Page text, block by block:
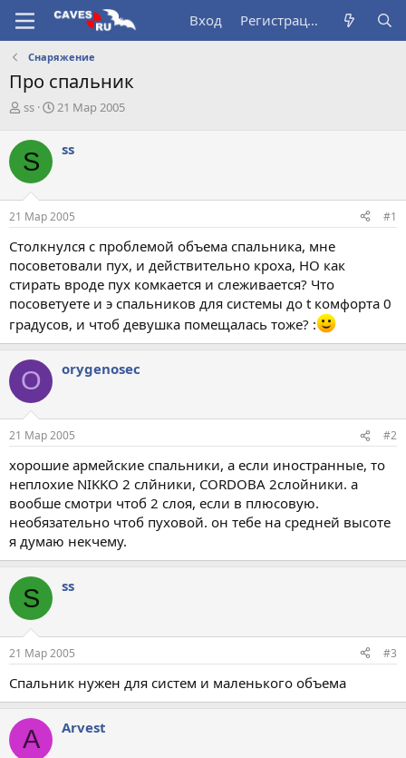
Вход Регистрация
Снаряжение
Про спальник
А
т
о
р
т
е
м
ss
Д
а
ч
а
а
21 Мар 2005
S ss
21 Мар 2005 #1
Столкнулся с проблемой объема спальника, мне
посоветовали пух, и действительно кроха, НО как
стирать вроде пух комкается и слеживается? Что
посоветуете и э спальников для системы до t комфорта 0
градусов, и чтоб девушка помещалась тоже? :
O orygenosec
21 Мар 2005 #2
хорошие армейские спальники, а если иностранные, то
неплохие NIKKO 2 слйники, CORDOBA 2слойники. а
вообше смотри чтоб 2 слоя, если в плюсовую.
необязательно чтоб пуховой. он тебе на средней высоте
я думаю некчему.
S ss
21 Мар 2005 #3
Спальник нужен для систем и маленького объема
A Arvest